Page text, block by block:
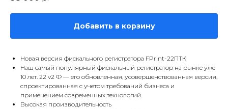
Добавить в корзину
Новая версия фискального регистратора FPrint-22ПТК
Наш самый популярный фискальный регистратор на рынке уже
10 лет. 22 v2 Ф — его обновленная, усовершенствованная версия,
спроектированная с учетом требований бизнеса и
применением современных технологий.
Высокая производительность